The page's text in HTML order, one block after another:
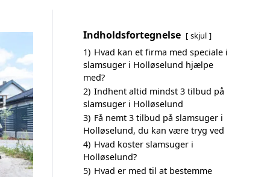
Indholdsfortegnelse skjul
1) Hvad kan et firma med speciale i
slamsuger i Holløselund hjælpe
med?
2) Indhent altid mindst 3 tilbud på
slamsuger i Holløselund
3) Få nemt 3 tilbud på slamsuger i
Holløselund, du kan være tryg ved
4) Hvad koster slamsuger i
Holløselund?
5) Hvad er med til at bestemme